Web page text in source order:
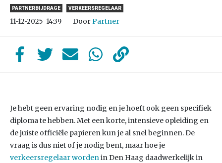
PARTNERBIJDRAGE VERKEERSREGELAAR
11-12-2025 14:39 DoorPartner
Je hebt geen ervaring nodig en je hoeft ook geen specifiek
diploma te hebben. Met een korte, intensieve opleiding en
de juiste officiële papieren kun je al snel beginnen. De
vraag is dus niet of je nodig bent, maar hoe je
verkeersregelaar wordenin Den Haag daadwerkelijk in